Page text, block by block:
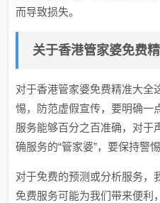
而导致损失。
关于香港管家婆免费
对于香港管家婆免费精准大全
惕，防范虚假宣传，要明确一
服务能够百分之百准确，对于
确服务的“管家婆”，要保持警惕
对于免费的预测或分析服务，
免费服务可能为我们带来便利